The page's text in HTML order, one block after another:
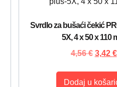
Svrdlo za bušaći čekić
5X, 4 x 50 x 110
4,56€ 3,42 €
Dodaj u